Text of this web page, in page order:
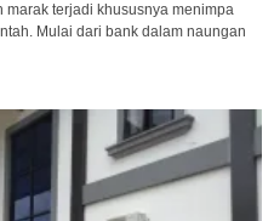
marak terjadi khususnya menimpa
Mulai dari bank dalam naungan